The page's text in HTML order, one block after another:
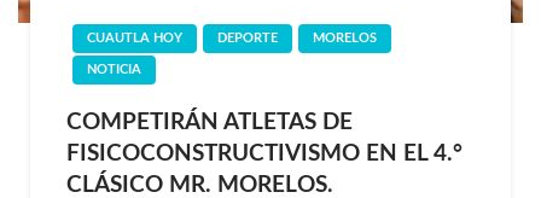
CUAUTLA HOY DEPORTE MORELOS
NOTICIA
COMPETIRÁN ATLETAS DE
FISICOCONSTRUCTIVISMO EN EL 4.°
CLÁSICO MR. MORELOS.